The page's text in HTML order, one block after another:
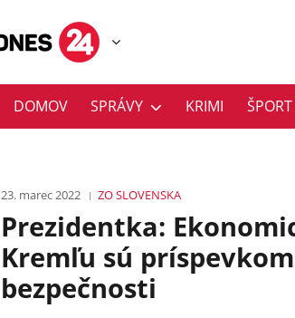
DOMOV SPRÁVY KRIMI ŠPORT
23. marec 2022 ZO SLOVENSKA
Prezidentka:
Kremľu sú
bezpečnosti